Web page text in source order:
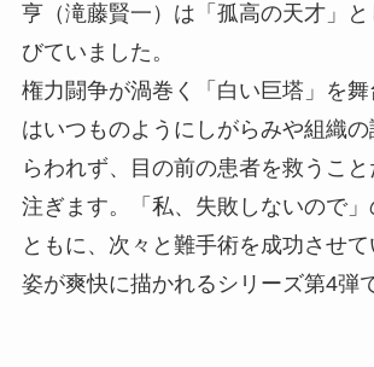
亨（滝藤賢一）は「孤高の天才」
びていました。
権力闘争が渦巻く「白い巨塔」を
はいつものようにしがらみや組織の
らわれず、目の前の患者を救うこ
注ぎます。「私、失敗しないので」
ともに、次々と難手術を成功させ
姿が爽快に描かれるシリーズ第4弾